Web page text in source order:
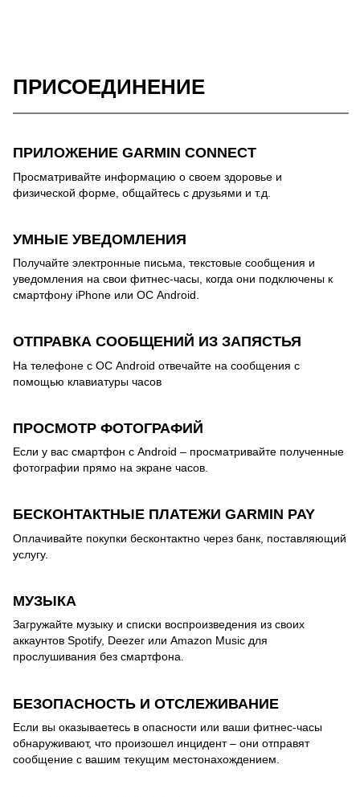
ПРИСОЕДИНЕНИЕ
ПРИЛОЖЕНИЕ GARMIN CONNECT
Просматривайте информацию о своем здоровье и
физической форме, общайтесь с друзьями и т.д.
УМНЫЕ УВЕДОМЛЕНИЯ
Получайте электронные письма, текстовые сообщения и
уведомления на свои фитнес-часы, когда они подключены к
смартфону iPhone или ОС Android.
ОТПРАВКА СООБЩЕНИЙ ИЗ ЗАПЯСТЬЯ
На телефоне с ОС Android отвечайте на сообщения с
помощью клавиатуры часов
ПРОСМОТР ФОТОГРАФИЙ
Если у вас смартфон с Android – просматривайте полученные
фотографии прямо на экране часов.
БЕСКОНТАКТНЫЕ ПЛАТЕЖИ GARMIN PAY
Оплачивайте покупки бесконтактно через банк, поставляющий
услугу.
МУЗЫКА
Загружайте музыку и списки воспроизведения из своих
аккаунтов Spotify, Deezer или Amazon Music для
прослушивания без смартфона.
БЕЗОПАСНОСТЬ И ОТСЛЕЖИВАНИЕ
Если вы оказываетесь в опасности или ваши фитнес-часы
обнаруживают, что произошел инцидент – они отправят
сообщение с вашим текущим местонахождением.